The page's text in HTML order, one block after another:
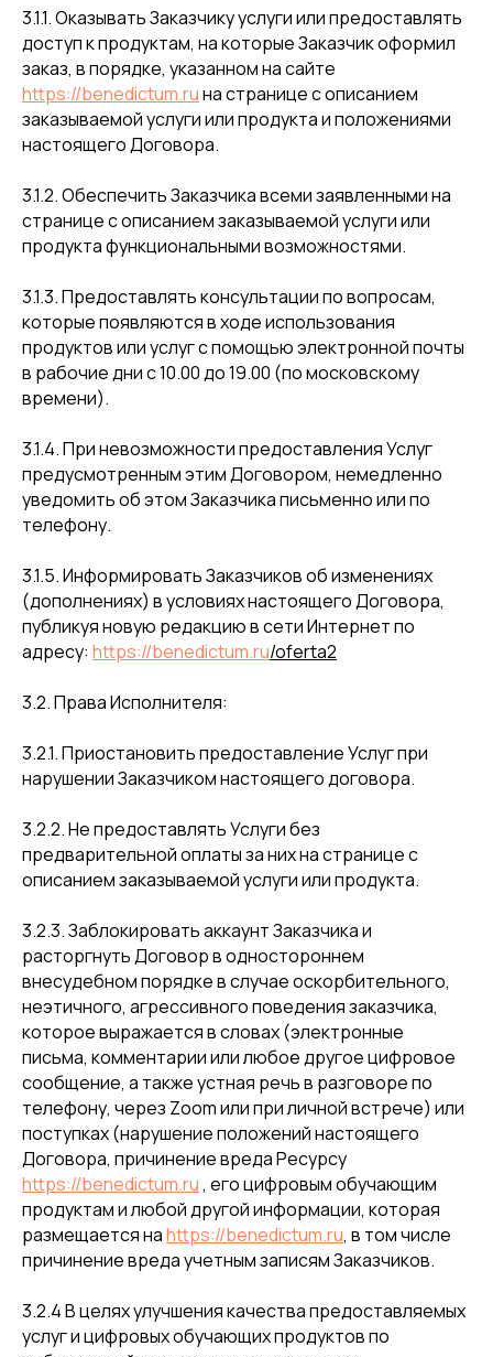
3.1.1. Оказывать Заказчику услуги или предоставлять
доступ к продуктам, на которые Заказчик оформил
заказ, в порядке, указанном на сайте
https://benedictum.ruна странице с описанием
заказываемой услуги или продукта и положениями
настоящего Договора.
3.1.2. Обеспечить Заказчика всеми заявленными на
странице с описанием заказываемой услуги или
продукта функциональными возможностями.
3.1.3. Предоставлять консультации по вопросам,
которые появляются в ходе использования
продуктов или услуг с помощью электронной почты
в рабочие дни с 10.00 до 19.00 (по московскому
времени).
3.1.4. При невозможности предоставления Услуг
предусмотренным этим Договором, немедленно
уведомить об этом Заказчика письменно или по
телефону.
3.1.5. Информировать Заказчиков об изменениях
(дополнениях) в условиях настоящего Договора,
публикуя новую редакцию в сети Интернет по
адресу: https://benedictum.ru/oferta2
3.2. Права Исполнителя:
3.2.1. Приостановить предоставление Услуг при
нарушении Заказчиком настоящего договора.
3.2.2. Не предоставлять Услуги без
предварительной оплаты за них на странице с
описанием заказываемой услуги или продукта.
3.2.3. Заблокировать аккаунт Заказчика и
расторгнуть Договор в одностороннем
внесудебном порядке в случае оскорбительного,
неэтичного, агрессивного поведения заказчика,
которое выражается в словах (электронные
письма, комментарии или любое другое цифровое
сообщение, а также устная речь в разговоре по
телефону, через Zoom или при личной встрече) или
поступках (нарушение положений настоящего
Договора, причинение вреда Ресурсу
https://benedictum.ru, его цифровым обучающим
продуктам и любой другой информации, которая
размещается наhttps://benedictum.ru, в том числе
причинение вреда учетным записям Заказчиков.
3.2.4 В целях улучшения качества предоставляемых
услуг и цифровых обучающих продуктов по